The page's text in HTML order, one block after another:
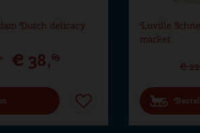
Dutch delicacy
€ 38,69
Luville
market
€ 22